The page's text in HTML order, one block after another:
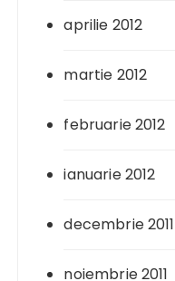
aprilie 2012
martie 2012
februarie 2012
ianuarie 2012
decembrie 2011
noiembrie 2011